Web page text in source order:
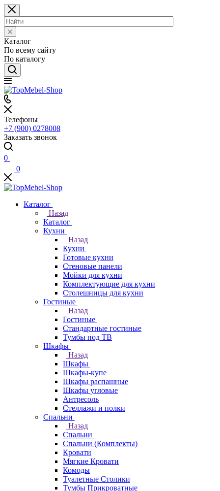
Каталог
По всему сайту
По каталогу
Телефоны
+7 (900) 0278008
Заказать звонок
0
0
Каталог
Назад
Каталог
Кухни
Назад
Кухни
Готовые кухни
Стеновые панели
Мойки для кухни
Комплектующие для кухни
Столешницы для кухни
Гостиные
Назад
Гостиные
Стандартные гостиные
Тумбы под ТВ
Шкафы
Назад
Шкафы
Шкафы-купе
Шкафы распашные
Шкафы угловые
Антресоль
Стеллажи и полки
Спальни
Назад
Спальни
Спальни (Комплекты)
Кровати
Мягкие Кровати
Комоды
Туалетные Столики
Тумбы Прикроватные